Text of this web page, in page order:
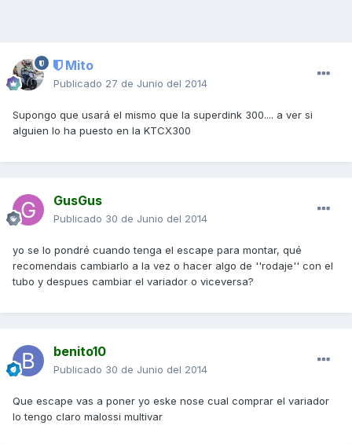
Mito
Publicado 27 de Junio del 2014
Supongo que usará el mismo que la superdink 300.... a ver si
alguien lo ha puesto en la KTCX300
GusGus
Publicado 30 de Junio del 2014
yo se lo pondré cuando tenga el escape para montar, qué
recomendais cambiarlo a la vez o hacer algo de ''rodaje'' con el
tubo y despues cambiar el variador o viceversa?
benito10
Publicado 30 de Junio del 2014
Que escape vas a poner yo eske nose cual comprar el variador
lo tengo claro malossi multivar